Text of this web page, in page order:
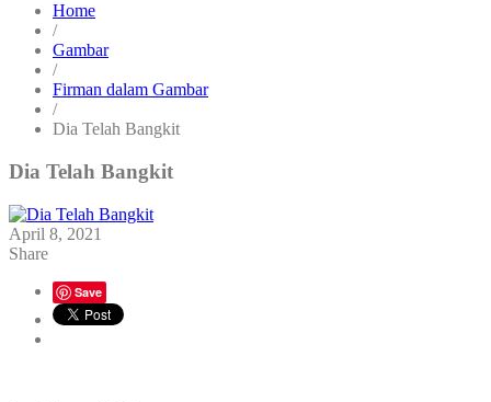
Home
/
Gambar
/
Firman dalam Gambar
/
Dia Telah Bangkit
Dia Telah Bangkit
April 8, 2021
Share
Save